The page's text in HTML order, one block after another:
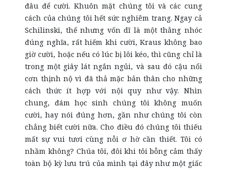
đâu để cười. Khuôn mặt chúng tôi và các cung
cách của chúng tôi hết sức nghiêm trang. Ngay cả
Schilinski, thế nhưng vốn dĩ là một thằng nhóc
đúng nghĩa, rất hiếm khi cười, Kraus không bao
giờ cười, hoặc nếu có lúc bị lôi kéo, thì cũng chỉ là
trong một giây lát ngắn ngủi, và sau đó cậu nổi
cơn thịnh nộ vì đã thả mặc bản thân cho những
cách thức ít hợp với nội quy như vậy. Nhìn
chung, đám học sinh chúng tôi không muốn
cười, hay nói đúng hơn, gần như chúng tôi còn
chẳng biết cười nữa. Cho điều đó chúng tôi thiếu
mất sự vui tươi cùng nỗi ơ hờ cần thiết. Tôi có
nhầm không? Chúa tôi, đôi khi tôi bỗng cảm thấy
toàn bộ kỳ lưu trú của mình tại đây như một giấc